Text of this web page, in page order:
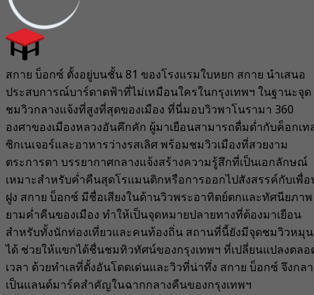
สกาย บ็อกซ์ ตั้งอยู่บนชั้น 81 ของโรงแรมใบหยก สกาย นำเสนอ
ประสบการณ์บาร์ดาดฟ้าที่ไม่เหมือนใครในกรุงเทพฯ ในฐานะจุด
ชมวิวกลางแจ้งที่สูงที่สุดของเมือง ที่นี่มอบวิวพาโนรามา 360
องศาของเมืองหลวงอันคึกคัก ผู้มาเยือนสามารถดื่มด่ำกับค็อกเท
ซิกเนเจอร์และอาหารว่างรสเลิศ พร้อมชมวิวเมืองที่สวยงาม
ตระการตา บรรยากาศกลางแจ้งสร้างความรู้สึกที่เป็นเอกลักษณ์
เหมาะสำหรับค่ำคืนสุดโรแมนติกหรือการออกไปสังสรรค์กับเพื่
ฝูง สกาย บ็อกซ์ มีชื่อเสียงในด้านวิวพระอาทิตย์ตกและทัศนียภาพ
ยามค่ำคืนของเมือง ทำให้เป็นจุดหมายปลายทางที่ต้องมาเยือน
สำหรับทั้งนักท่องเที่ยวและคนท้องถิ่น สถานที่นี้ยังมีจุดชมวิวหมุน
ได้ ช่วยให้แขกได้ชื่นชมทิวทัศน์ของกรุงเทพฯ ที่เปลี่ยนแปลงตลอ
เวลา ด้วยทำเลที่ตั้งอันโดดเด่นและวิวที่น่าทึ่ง สกาย บ็อกซ์ จึงกล
เป็นแลนด์มาร์คสำคัญในฉากกลางคืนของกรุงเทพฯ